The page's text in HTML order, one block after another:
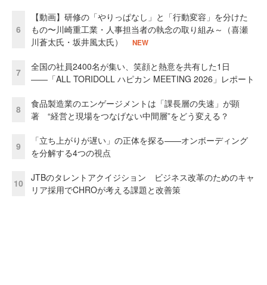
6
【動画】研修の「やりっぱなし」と「行動変容」を分けた
もの〜川崎重工業・人事担当者の執念の取り組み～（喜瀬
川蒼太氏・坂井風太氏）
NEW
7
全国の社員2400名が集い、笑顔と熱意を共有した1日
――「ALL TORIDOLL ハピカン MEETING 2026」レポート
8
食品製造業のエンゲージメントは「課長層の失速」が顕
著 “経営と現場をつなげない中間層”をどう変える？
9
「立ち上がりが遅い」の正体を探る——オンボーディング
を分解する4つの視点
10
JTBのタレントアクイジション ビジネス改革のためのキャ
リア採用でCHROが考える課題と改善策